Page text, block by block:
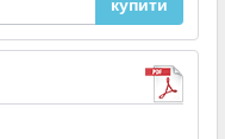
купити